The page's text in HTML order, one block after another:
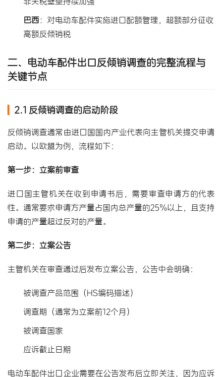
巴西：对电动车配件实施进口配额管理，超额部分征收
高额反倾销税
二、电动车配件出口反倾销调查的完整流程与
关键节点
2.1 反倾销调查的启动阶段
反倾销调查通常由进口国国内产业代表向主管机关提交申请
启动。以欧盟为例，流程如下：
第一步：立案前审查
进口国主管机关在收到申请书后，需要审查申请方的代表
性。通常要求申请方产量占国内总产量的25%以上，且支持
申请的产量超过反对的产量。
第二步：立案公告
主管机关在审查通过后发布立案公告，公告中会明确：
被调查产品范围（HS编码描述）
调查期（通常为立案前12个月）
被调查国家
应诉截止日期
电动车配件出口企业需要在公告发布后立即关注，因为应诉